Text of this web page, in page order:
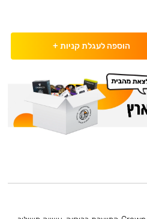
הוספה לעגלת קניות +